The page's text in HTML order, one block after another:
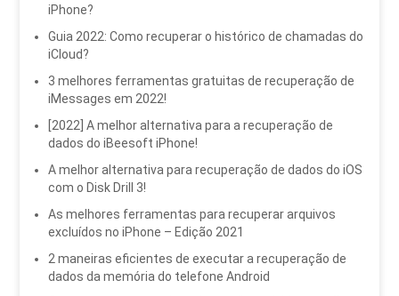
iPhone?
Guia 2022: Como recuperar o histórico de chamadas do
iCloud?
3 melhores ferramentas gratuitas de recuperação de
iMessages em 2022!
[2022] A melhor alternativa para a recuperação de
dados do iBeesoft iPhone!
A melhor alternativa para recuperação de dados do iOS
com o Disk Drill 3!
As melhores ferramentas para recuperar arquivos
excluídos no iPhone – Edição 2021
2 maneiras eficientes de executar a recuperação de
dados da memória do telefone Android